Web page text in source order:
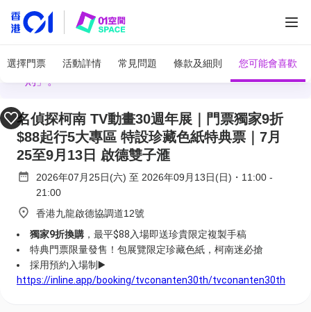
選擇門票 活動詳情 常見問題 條款及細則 您可能會喜歡
有關惡劣天氣下的特別安排，請參閱「活動條款及細
則」。
全部圖片
名偵探柯南 TV動畫30週年展｜門票獨家9折
$88起行5大專區 特設珍藏色紙特典票｜7月
25至9月13日 啟德雙子滙
2026年07月25日(六) 至 2026年09月13日(日) ・ 11:00 -
21:00
香港九龍啟德協調道12號
獨家9折換購 ，最平$88入場即送珍貴限定複製手稿
特典門票限量發售！包展覽限定珍藏色紙，柯南迷必搶
採用預約入場制▶️
https://inline.app/booking/tvconanten30th/tvconanten30th